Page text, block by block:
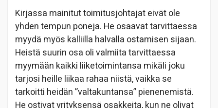
Kirjassa mainitut toimitusjohtajat eivät ole
yhden tempun poneja. He osaavat tarvittaessa
myydä myös kalliilla halvalla ostamisen sijaan.
Heistä suurin osa oli valmiita tarvittaessa
myymään kaikki liiketoimintansa mikäli joku
tarjosi heille liikaa rahaa niistä, vaikka se
tarkoitti heidän ”valtakuntansa” pienenemistä.
He ostivat yrityksensä osakkeita, kun ne olivat